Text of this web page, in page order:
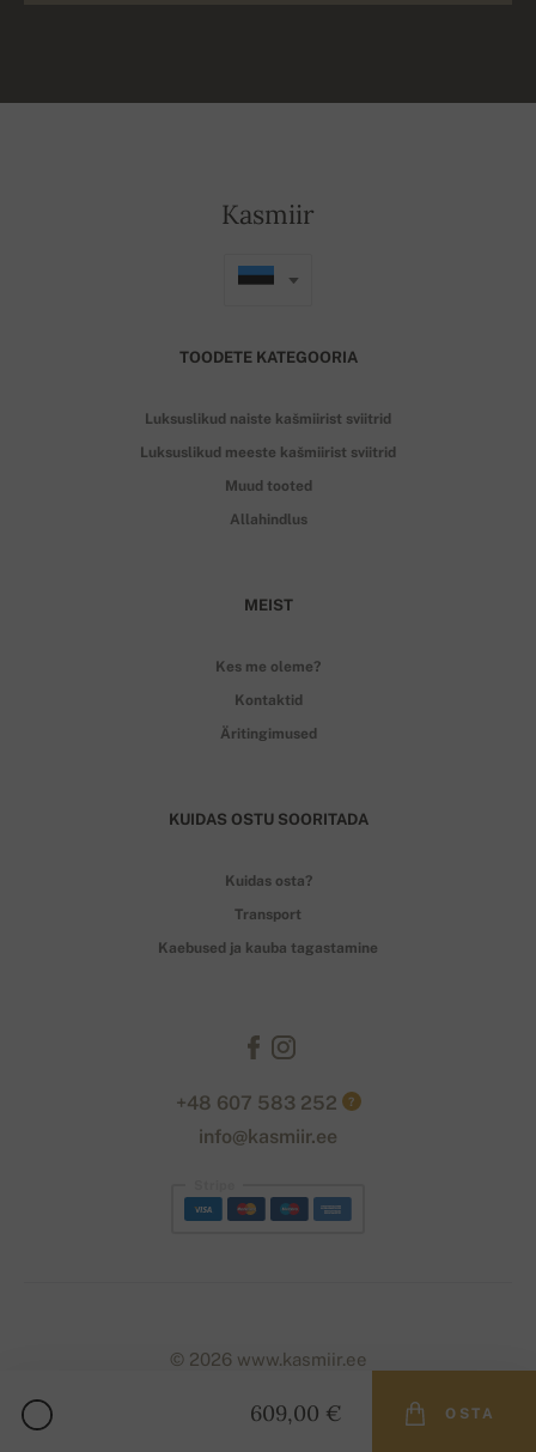
609,00 € OSTA
Kasmiir
TOODETE KATEGOORIA
Luksuslikud naiste kašmiirist sviitrid
Luksuslikud meeste kašmiirist sviitrid
Muud tooted
Allahindlus
MEIST
Kes me oleme?
Kontaktid
Äritingimused
KUIDAS OSTU SOORITADA
Kuidas osta?
Transport
Kaebused ja kauba tagastamine
+48 607 583 252 ?
info@kasmiir.ee
© 2026 www.kasmiir.ee
naum. | Powered by Simplia.cz.